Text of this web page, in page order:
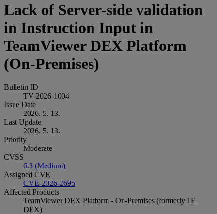
Lack of Server-side validation
in Instruction Input in
TeamViewer DEX Platform
(On-Premises)
Bulletin ID
TV-2026-1004
Issue Date
2026. 5. 13.
Last Update
2026. 5. 13.
Priority
Moderate
CVSS
6.3 (Medium)
Assigned CVE
CVE-2026-2695
Affected Products
TeamViewer DEX Platform - On-Premises (formerly 1E
DEX)